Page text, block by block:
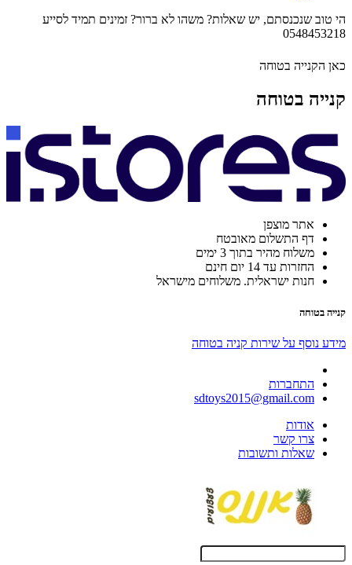
הי טוב שנכנסתם, יש שאלות? משהו לא ברור? זמינים תמיד לסייע
0548453218
כאן הקנייה בטוחה
קנייה בטוחה
אתר מוצפן
דף התשלום מאובטח
משלוח מהיר בתוך 3 ימים
החזרות עד 14 יום חינם
חנות ישראלית. משלוחים מישראל
קנייה בטוחה
מידע נוסף על שירות קניה בטוחה
התחברות
sdtoys2015@gmail.com
אודות
צרו קשר
שאלות ותשובות